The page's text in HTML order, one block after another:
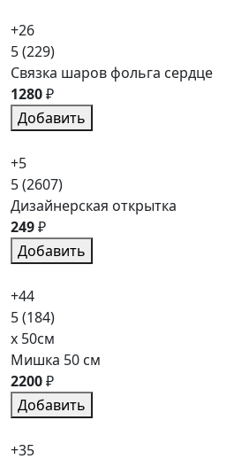
+26
5(229)
Связка шаров фольга сердце
1280₽
Добавить
+5
5(2607)
Дизайнерская открытка
249₽
Добавить
+44
5(184)
x 50см
Мишка 50 см
2200₽
Добавить
+35